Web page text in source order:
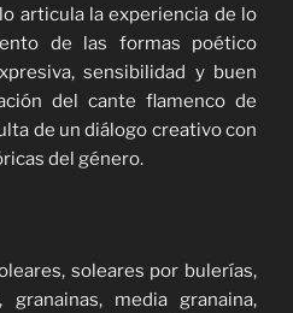
articula la experiencia de lo
de las formas poético
sensibilidad y buen
del cante flamenco de
de un diálogo creativo con
del género.
soleares por bulerías,
granainas, media granaina,